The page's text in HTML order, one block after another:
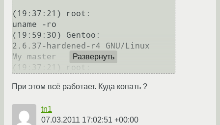
(19:37:21) root:
uname -ro
(19:59:30) Gentoo:
2.6.37-hardened-r4 GNU/Linux
My master
Развернуть
При этом всё работает. Куда копать ?
tn1
07.03.2011 17:02:51 +00:00